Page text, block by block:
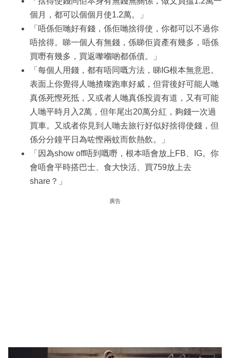
個月，都可以個個月使1.2萬。」
「唔係佢哋好有錢，係佢哋捨得使，你都可以不過你
唔捨得。睇一個人有無錢，係睇佢資產有幾多，唔係
買嘢有幾多，買返嚟嗰啲都係債。」
「每個人用錢，都有唔同嘅方法，睇IG根本無意思。
表面上你覺得人哋揸㗎跑車好威，但背後好可能人哋
真係死慳死抵，又或者人哋真係投資有道，又有可能
人哋平時月入2萬，但年尾出20萬分紅，夠錢一次過
買車。又或者你見到人哋去旅行好似好捨得使錢，但
係分分鐘平日為咗慳兩蚊而飲熱飲。」
「因為show off唔到嘅嘢，根本唔會放上FB、IG。你
會唔會平時搭巴士、食大快活、買759放上去
share？」
廣告